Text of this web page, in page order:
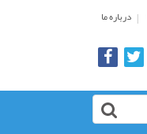
درباره ما